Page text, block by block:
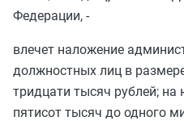
Федерации, -
влечет наложение
должностных лиц в
тридцати тысяч рублей; на
пятисот тысяч до одного